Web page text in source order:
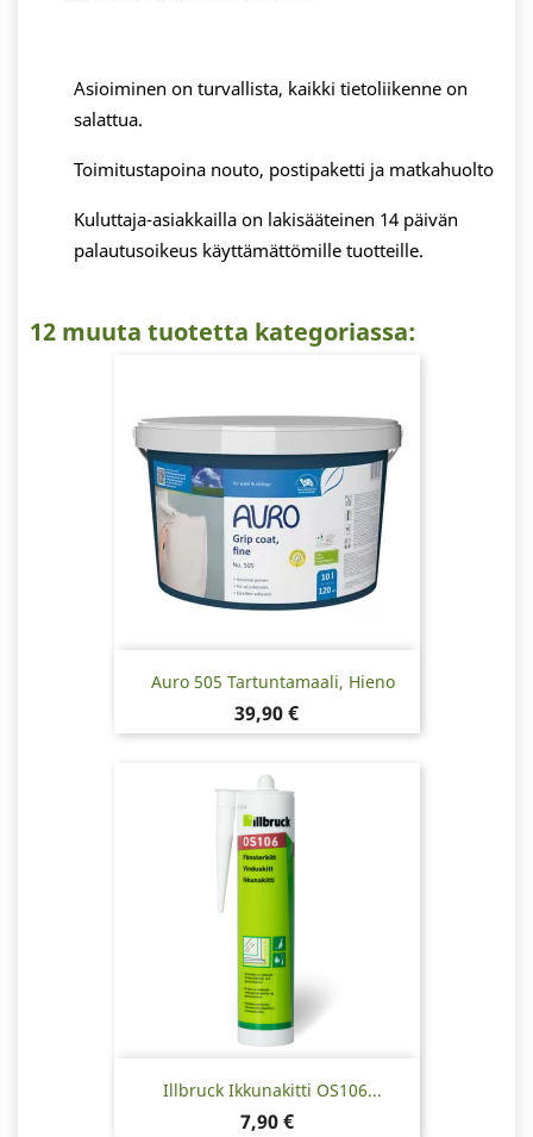
Asioiminen on turvallista, kaikki tietoliikenne on
salattua.
Toimitustapoina nouto, postipaketti ja matkahuolto
Kuluttaja-asiakkailla on lakisääteinen 14 päivän
palautusoikeus käyttämättömille tuotteille.
12 muuta tuotetta kategoriassa:
Auro 505 Tartuntamaali, Hieno
Hinta
39,90 €
Illbruck Ikkunakitti OS106...
Hinta
7,90 €